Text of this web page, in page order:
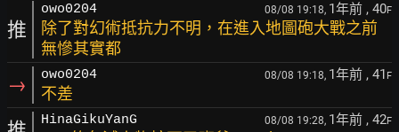
推
owo0204 08/08 19:18, 1年前 , 40F
除了對幻術抵抗力不明，在進入地圖砲大戰之前
無慘其實都
→ owo0204 08/08 19:18, 1年前 , 41 F
不差
HinaGikuYanG 08/08 19:28, 1年前 , 42F